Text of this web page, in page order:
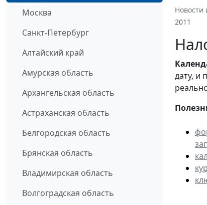
Москва
Санкт-Петербург
Алтайский край
Амурская область
Архангельская область
Астраханская область
Белгородская область
Брянская область
Владимирская область
Волгоградская область
Новости
2011
дату, и